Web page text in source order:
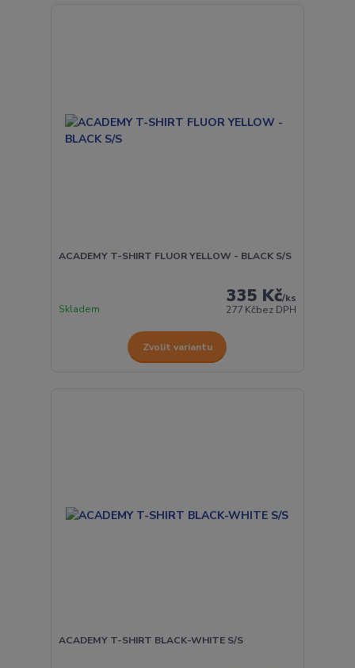
ACADEMY T-SHIRT FLUOR YELLOW - BLACK S/S
335 Kč/ks
277 Kčbez DPH
Skladem
Zvolit variantu
ACADEMY T-SHIRT BLACK-WHITE S/S